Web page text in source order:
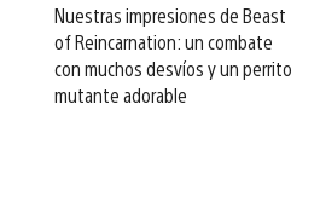
Nuestras impresiones de Beast
of Reincarnation: un combate
con muchos desvíos y un perrito
mutante adorable